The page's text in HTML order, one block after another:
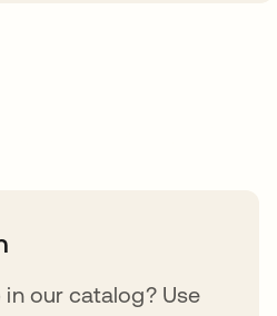
in our catalog? Use